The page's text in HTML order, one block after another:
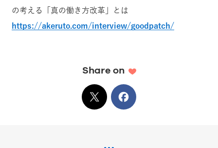
の考える「真の働き方改革」とは
https://akeruto.com/interview/goodpatch/
Share on
XでシェアFacebook